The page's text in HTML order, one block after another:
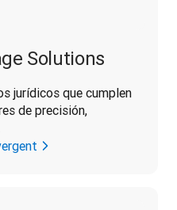
Solutions
jurídicos que cumplen
de precisión,